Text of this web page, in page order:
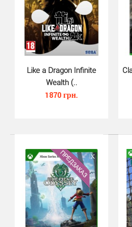
Mortal Kombat XL
780
Недавно NetherRealm
Like a Dragon Infinite
Wealth (..
1870 грн.